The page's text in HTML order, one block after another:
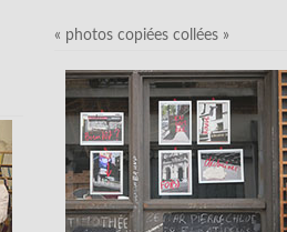
« photos copiées collées »